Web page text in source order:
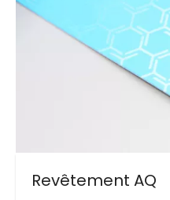
Revêtement AQ